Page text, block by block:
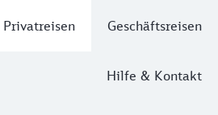
Privatreisen Geschäftsreisen
Hilfe & Kontakt